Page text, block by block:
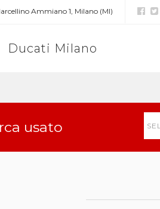
Ammiano 1, Milano (MI)
Ducati Milano
usato